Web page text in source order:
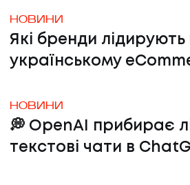
НОВИНИ
Які бренди лідирують
українському
НОВИНИ
💭 OpenAI прибирає
текстові чати в